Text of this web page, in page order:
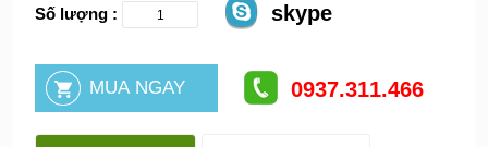
Số lượng : skype
0937.311.466